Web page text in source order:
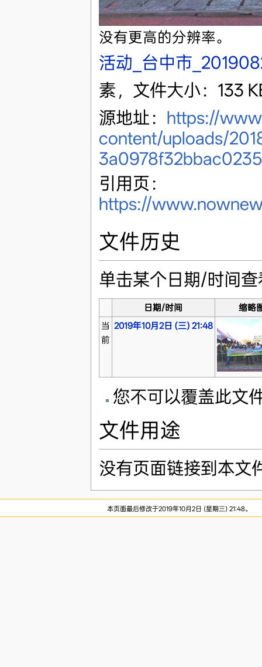
没有更高的分辨率。
活动_台中市
素，文件大小：133
源地址： https://
content/uploads/
引用页：
https://
文件历史
单击某个日期/时间
日期/时间
缩略
当
前
2019年10月2日 (三) 21:48
您不可以覆盖此文
文件用途
没有页面链接到本文
本页面最后修改于2019年10月2日 (星期三) 21:48。